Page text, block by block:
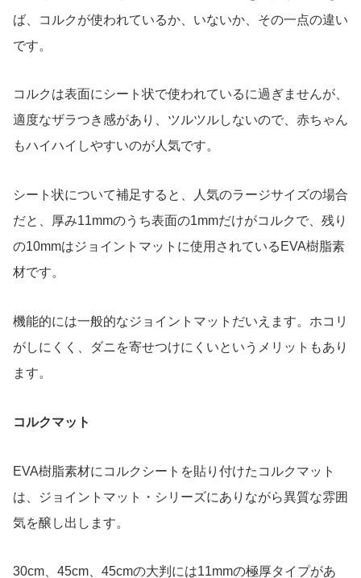
ば、コルクが使われているか、いないか、その一点の違い
です。
コルクは表面にシート状で使われているに過ぎませんが、
適度なザラつき感があり、ツルツルしないので、赤ちゃん
もハイハイしやすいのが人気です。
シート状について補足すると、人気のラージサイズの場合
だと、厚み11mmのうち表面の1mmだけがコルクで、残り
の10mmはジョイントマットに使用されているEVA樹脂素
材です。
機能的には一般的なジョイントマットだいえます。ホコリ
がしにくく、ダニを寄せつけにくいというメリットもあり
ます。
コルクマット
EVA樹脂素材にコルクシートを貼り付けたコルクマット
は、ジョイントマット・シリーズにありながら異質な雰囲
気を醸し出します。
30cm、45cm、45cmの大判には11mmの極厚タイプがあ